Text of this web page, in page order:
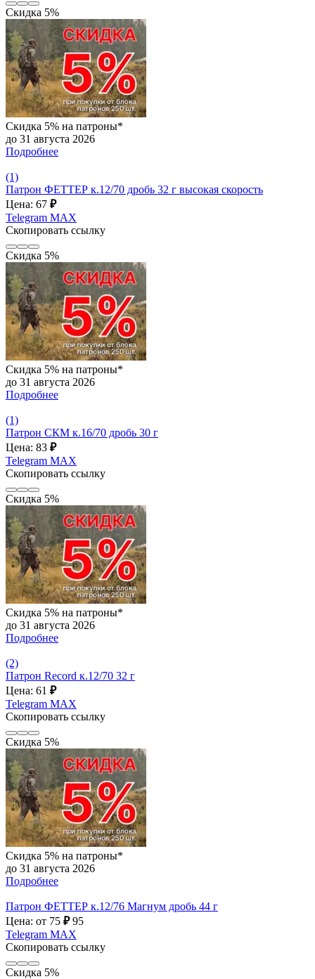
Скидка 5%
Скидка 5% на патроны*
до 31 августа 2026
Подробнее
(1)
Патрон ФЕТТЕР к.12/70 дробь 32 г высокая скорость
Цена: 67 ₽
Telegram MAX
Скопировать ссылку
Скидка 5%
Скидка 5% на патроны*
до 31 августа 2026
Подробнее
(1)
Патрон СКМ к.16/70 дробь 30 г
Цена: 83 ₽
Telegram MAX
Скопировать ссылку
Скидка 5%
Скидка 5% на патроны*
до 31 августа 2026
Подробнее
(2)
Патрон Record к.12/70 32 г
Цена: 61 ₽
Telegram MAX
Скопировать ссылку
Скидка 5%
Скидка 5% на патроны*
до 31 августа 2026
Подробнее
Патрон ФЕТТЕР к.12/76 Магнум дробь 44 г
Цена: от 75 ₽ 95
Telegram MAX
Скопировать ссылку
Скидка 5%